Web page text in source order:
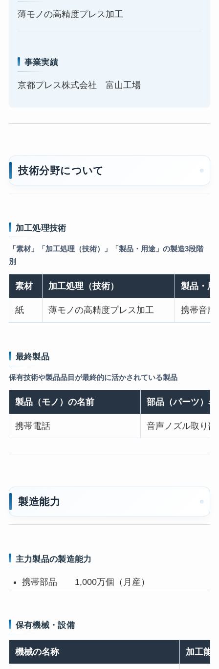
薄モノの高精度プレス加工
事業実績
京都プレス株式会社 富山工場
技術分野について
加工処理技術
「素材」「加工処理（技術）」「製品・用途」の製造3段階
別
素材 加工処理（技術） 製品・用
紙 薄モノの高精度プレス加工 携帯音声
最終製品
保有技術や製品品目が最終的に活かされている製品
製品（モノ）の名前 部品（パーツ）名
携帯電話 音声ノズル取り部
製造能力
主力製品の製造能力
携帯部品 1,000万個（月産）
保有機械・設備
機械の名称 加工能